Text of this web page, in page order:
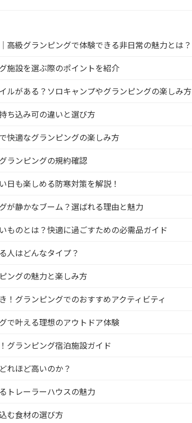
高級グランピングで体験できる非日常の魅力とは？
施設を選ぶ際のポイントを紹介
ルがある？ソロキャンプやグランピングの楽しみ方
ち込み可の違いと選び方
快適なグランピングの楽しみ方
ランピングの規約確認
日も楽しめる防寒対策を解説！
が静かなブーム？選ばれる理由と魅力
ものとは？快適に過ごすための必需品ガイド
人はどんなタイプ？
ングの魅力と楽しみ方
！グランピングでのおすすめアクティビティ
で叶える理想のアウトドア体験
グランピング宿泊施設ガイド
れほど高いのか？
トレーラーハウスの魅力
む食材の選び方